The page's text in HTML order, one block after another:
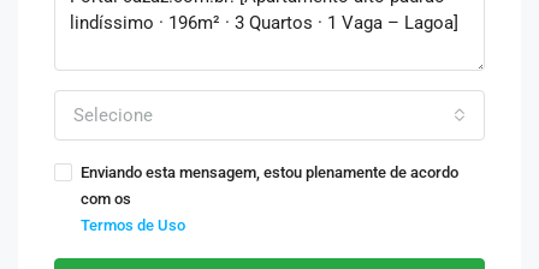
Selecione
Enviando esta mensagem, estou plenamente de acordo
com os
Termos de Uso